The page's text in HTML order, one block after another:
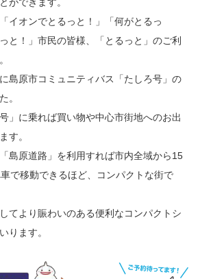
イオンでとるっと！」「何がとるっ
と！」市民の皆様、「とるっと」のご利
島原市コミュニティバス「たしろ号」の
。
」に乗れば買い物や中心市街地へのお出
す。
島原道路」を利用すれば市内全域から15
で移動できるほど、コンパクトな街で
てより賑わいのある便利なコンパクトシ
ります。